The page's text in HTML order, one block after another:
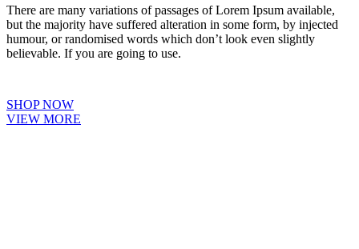
There are many variations of passages of Lorem Ipsum available,
but the majority have suffered alteration in some form, by injected
humour, or randomised words which don’t look even slightly
believable. If you are going to use.
SHOP NOW
VIEW MORE